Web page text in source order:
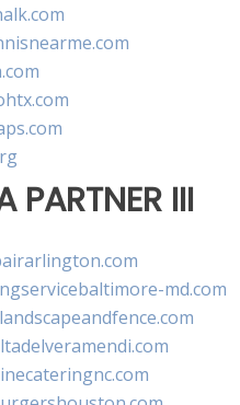
PARTNER III
md.com